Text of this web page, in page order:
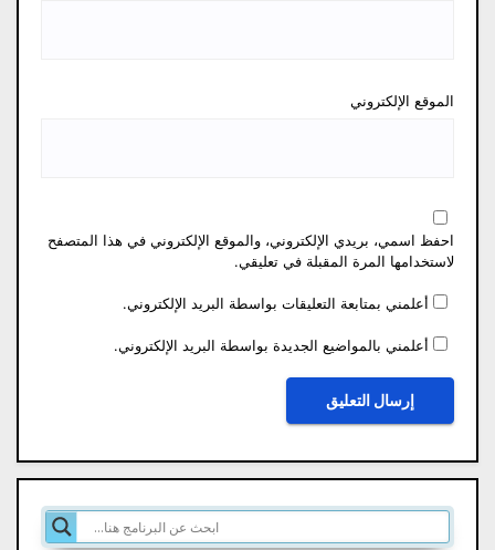
الموقع الإلكتروني
احفظ اسمي، بريدي الإلكتروني، والموقع الإلكتروني في هذا المتصفح
لاستخدامها المرة المقبلة في تعليقي.
أعلمني بمتابعة التعليقات بواسطة البريد الإلكتروني.
أعلمني بالمواضيع الجديدة بواسطة البريد الإلكتروني.